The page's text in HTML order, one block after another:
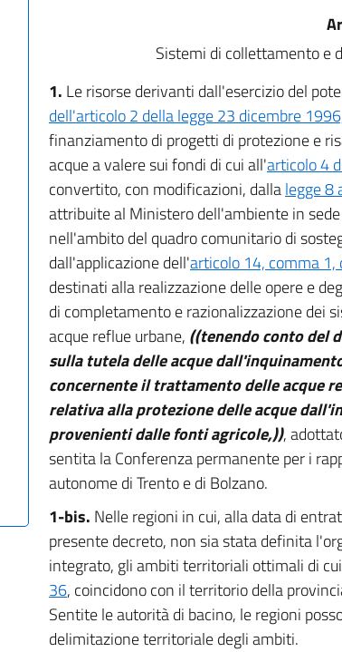
Sistemi di collettamento e
1. Le risorse derivanti dall'esercizio del
dell'articolo 2 della legge 23 dicembre
finanziamento di progetti di protezione e
acque a valere sui fondi di cui all'articolo 4
convertito, con modificazioni, dallalegge 8
attribuite al Ministero dell'ambiente in
nell'ambito del quadro comunitario di
dall'applicazione dell'articolo 14, comma
destinati alla realizzazione delle opere e
di completamento e razionalizzazione dei
acque reflue urbane, ((tenendo conto del
sulla tutela delle acque
concernente il trattamento delle acque
relativa alla protezione delle acque
provenienti dalle fonti agricole,)),
sentita la Conferenza permanente per i
autonome di Trento e di Bolzano.
1-bis. Nelle regioni in cui, alla data di
presente decreto, non sia stata definita
integrato, gli ambiti territoriali ottimali di
36, coincidono con il territorio della
Sentite le autorità di bacino, le regioni
delimitazione territoriale degli ambiti.